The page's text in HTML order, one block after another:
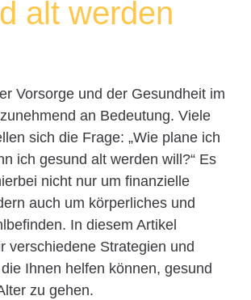
alt werden
Vorsorge und der Gesundheit im
an Bedeutung. Viele
sich die Frage: „Wie plane ich
ich gesund alt werden will?“ Es
nicht nur um finanzielle
auch um körperliches und
In diesem Artikel
verschiedene Strategien und
Ihnen helfen können, gesund
zu gehen.